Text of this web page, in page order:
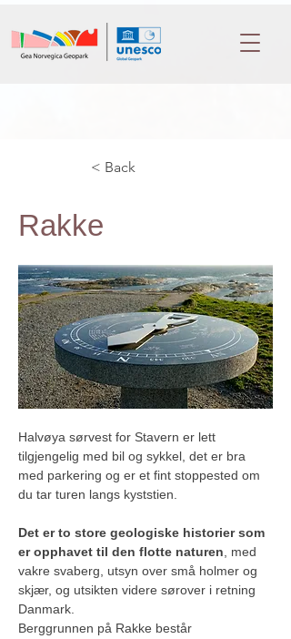
< Back
Rakke
Halvøya sørvest for Stavern er lett
tilgjengelig med bil og sykkel, det er bra
med parkering og er et fint stoppested om
du tar turen langs kyststien.
Det er to store geologiske historier som
er opphavet til den flotte naturen , med
vakre svaberg, utsyn over små holmer og
skjær, og utsikten videre sørover i retning
Danmark.
Berggrunnen på Rakke består